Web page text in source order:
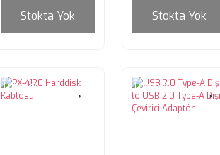
Stokta Yok Stokta Yok
Tükendi Tükendi